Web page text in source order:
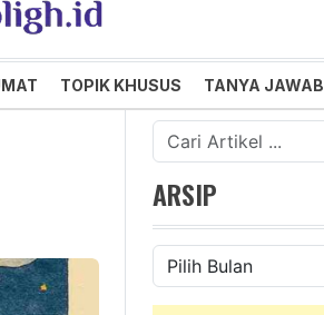
TOPIK KHUSUS TANYA JAWAB
Cari
untuk:
ARSIP
Arsip